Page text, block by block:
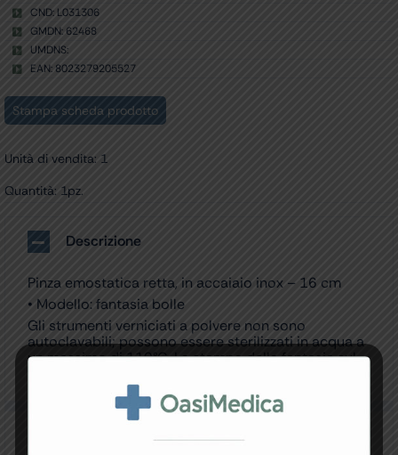
CND: L031306
GMDN: 62468
UMDNS:
EAN: 8023279205527
Stampa scheda prodotto
Unità di vendita: 1
Quantità: 1pz.
Descrizione
Pinza emostatica retta, in accaiaio inox – 16 cm
• Modello: fantasia bolle
Gli strumenti verniciati a polvere non sono
autoclavabili; possono essere sterilizzati in acqua a
un massimo di 110°C. La stampa della fantasia sul